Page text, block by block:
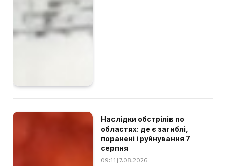
Наслідки обстрілів по
областях: де є загиблі,
поранені і руйнування 7
серпня
09:11 | 7.08.2026